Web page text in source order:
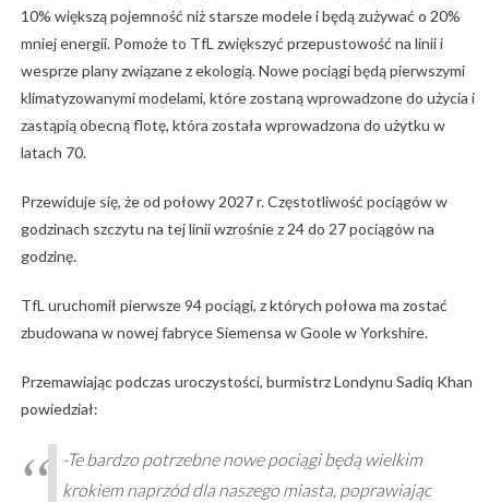
10% większą pojemność niż starsze modele i będą zużywać o 20%
mniej energii. Pomoże to TfL zwiększyć przepustowość na linii i
wesprze plany związane z ekologią. Nowe pociągi będą pierwszymi
klimatyzowanymi modelami, które zostaną wprowadzone do użycia i
zastąpią obecną flotę, która została wprowadzona do użytku w
latach 70.
Przewiduje się, że od połowy 2027 r. Częstotliwość pociągów w
godzinach szczytu na tej linii wzrośnie z 24 do 27 pociągów na
godzinę.
TfL uruchomił pierwsze 94 pociągi, z których połowa ma zostać
zbudowana w nowej fabryce Siemensa w Goole w Yorkshire.
Przemawiając podczas uroczystości, burmistrz Londynu Sadiq Khan
powiedział:
-Te bardzo potrzebne nowe pociągi będą wielkim
krokiem naprzód dla naszego miasta, poprawiając